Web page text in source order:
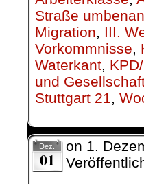
wir hier zur
.